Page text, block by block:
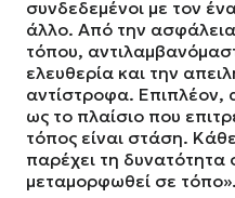
συνδεδεμένοι με τον
άλλο. Από την
τόπου,
ελευθερία και την
αντίστροφα.
ως το πλαίσιο που
τόπος είναι στάση.
παρέχει τη δυνατότητα
μεταμορφωθεί σε τόπο».